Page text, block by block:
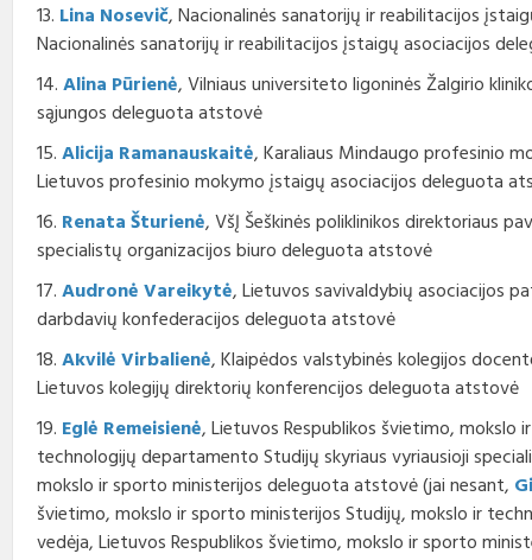
13. Lina Nosevič, Nacionalinės sanatorijų ir reabilitacijos
Nacionalinės sanatorijų ir reabilitacijos įstaigų asociacijos
14.Alina Pūrienė, Vilniaus universiteto ligoninės Žalgirio
sąjungos deleguota atstovė
15.Alicija Ramanauskaitė, Karaliaus Mindaugo profesinio
Lietuvos profesinio mokymo įstaigų asociacijos deleguota
16. Renata Šturienė, VšĮ Šeškinės poliklinikos direktoriaus
specialistų organizacijos biuro deleguota atstovė
17.Audronė Vareikytė, Lietuvos savivaldybių asociacijos
darbdavių konfederacijos deleguota atstovė
18.Akvilė Virbalienė, Klaipėdos valstybinės kolegijos
Lietuvos kolegijų direktorių konferencijos deleguota atstovė
19. Eglė Remeisienė, Lietuvos Respublikos švietimo,
technologijų departamento Studijų skyriaus vyriausioji
mokslo ir sporto ministerijos deleguota atstovė (jai nesant,
švietimo, mokslo ir sporto ministerijos Studijų, mokslo ir
vedėja, Lietuvos Respublikos švietimo, mokslo ir sporto